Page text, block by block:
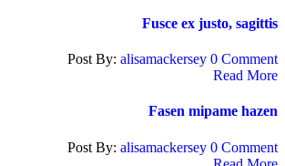
Fusce ex justo, sagittis
Post By: alisamackersey 0 Comment
Read More
Fasen mipame hazen
Post By: alisamackersey 0 Comment